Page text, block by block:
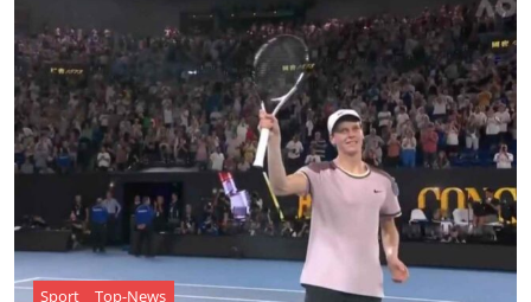
Sport Top-News